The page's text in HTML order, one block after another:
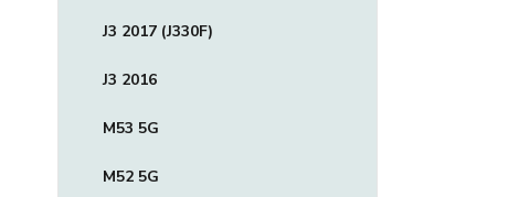
J3 2017 (J330F)
J3 2016
M53 5G
M52 5G